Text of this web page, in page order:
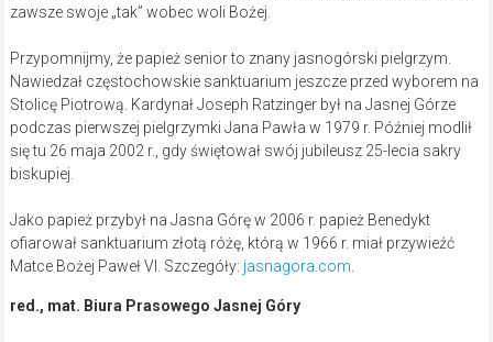
zawsze swoje „tak” wobec woli Bożej.
Przypomnijmy, że papież senior to znany jasnogórski pielgrzym.
Nawiedzał częstochowskie sanktuarium jeszcze przed wyborem na
Stolicę Piotrową. Kardynał Joseph Ratzinger był na Jasnej Górze
podczas pierwszej pielgrzymki Jana Pawła w 1979 r. Później modlił
się tu 26 maja 2002 r., gdy świętował swój jubileusz 25-lecia sakry
biskupiej.
Jako papież przybył na Jasna Górę w 2006 r. papież Benedykt
ofiarował sanktuarium złotą różę, którą w 1966 r. miał przywieźć
Matce Bożej Paweł VI. Szczegóły: jasnagora.com
red., mat. Biura Prasowego Jasnej Góry